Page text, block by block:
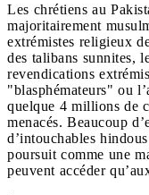
Les chrétiens au
majoritairement
extrémistes religieux
des talibans sunnites,
revendications
"blasphémateurs" ou
quelque 4 millions de
menacés. Beaucoup
d’intouchables
poursuit comme une
peuvent accéder